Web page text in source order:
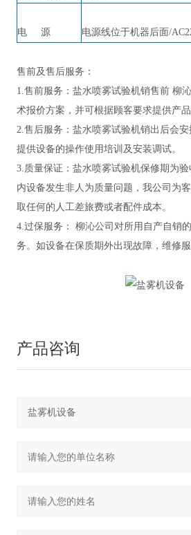
电源 电源线位于机器后面/
售前及售后服务：
1.售前服务： 盐水喷雾试验机销售前 柳
术报价方案，并可根据顾客要求提供产品
2.售后服务： 盐水喷雾试验机销出 后会安
提供设备的操作使用培训 及安装调试。
3.质量保证： 盐水喷雾试验机保修期为验
内设备发生非人为质量问题，我公司为
取任何的人工差旅费或者配件成本。
4.过保服务： 柳沁公司对所用 自产自销
务。如设备在保质期外出现故障，维修
产品咨询